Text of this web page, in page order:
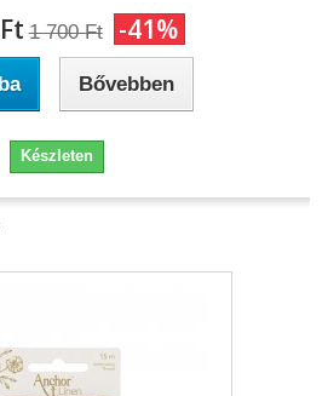
1 700 Ft‎ -41%
Bővebben
Készleten